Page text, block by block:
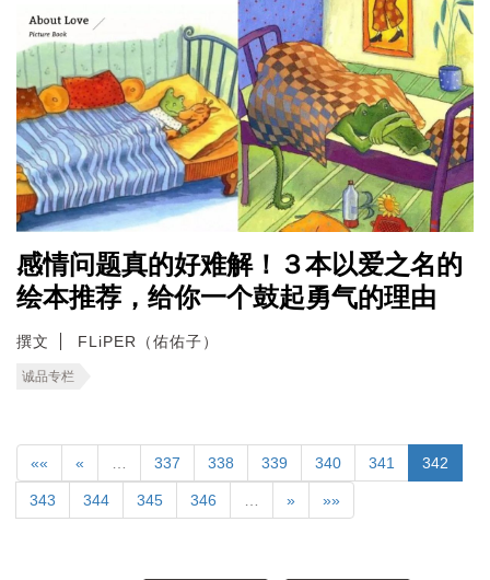
感情问题真的好难解！３本以爱之名的
绘本推荐，给你一个鼓起勇气的理由
撰文 FLiPER（佑佑子）
诚品专栏
«« « 337 338 339 340 341 342
343 344 345 346 » »»